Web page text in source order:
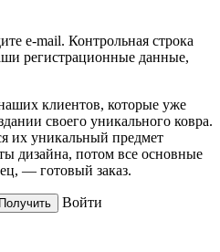
e-mail. Контрольная строка
регистрационные данные,
клиентов, которые уже
своего уникального ковра.
их уникальный предмет
дизайна, потом все основные
— готовый заказ.
Войти